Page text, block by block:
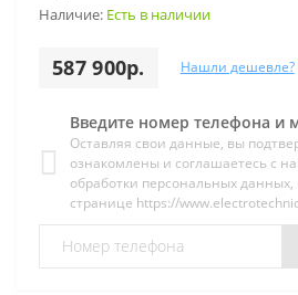
Наличие: Есть в наличии
587 900р. Нашли дешевле?
Введите номер телефона и
Оставляя свои данные, вы
ознакомлены и соглашаетесь с
обработки персональных
странице https://